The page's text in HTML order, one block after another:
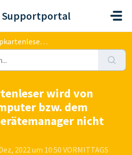
gehen
Supportportal
meinem Computer bzw. dem cyb...
wird von
bzw. dem
nicht
2022 um 10:50 VORMITTAGS